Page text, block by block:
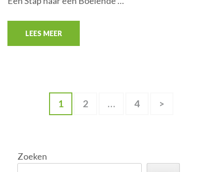
LEES MEER
BerichtenPagina
1 Pagina
2 … Pagina
4 >
Zoeken